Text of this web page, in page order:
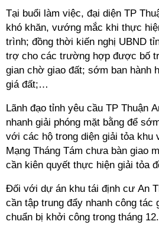
Tại buổi làm việc, đại diện TP
khó khăn, vướng mắc khi thực
trình; đồng thời kiến nghị UBND
trợ cho các trường hợp được bố
gian chờ giao đất; sớm ban hành
giá đất;…
Lãnh đạo tỉnh yêu cầu TP Thuận
nhanh giải phóng mặt bằng để
với các hộ trong diện giải tỏa khu
Mạng Tháng Tám chưa bàn giao
cần kiên quyết thực hiện giải tỏa
Đối với dự án khu tái định cư An
cần tập trung đẩy nhanh công tác
chuẩn bị khởi công trong tháng 12.